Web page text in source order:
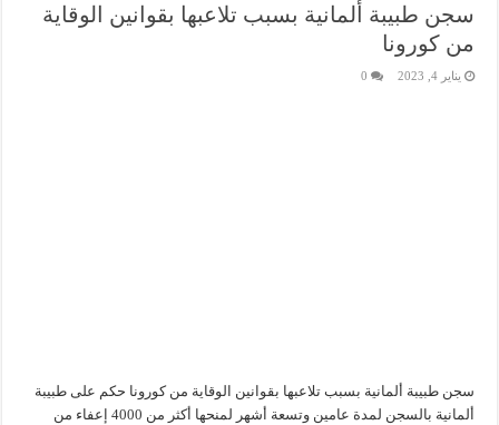
سجن طبيبة ألمانية بسبب تلاعبها بقوانين الوقاية
من كورونا
يناير 4, 2023 0
سجن طبيبة ألمانية بسبب تلاعبها بقوانين الوقاية من كورونا حكم على طبيبة
ألمانية بالسجن لمدة عامين وتسعة أشهر لمنحها أكثر من 4000 إعفاء من